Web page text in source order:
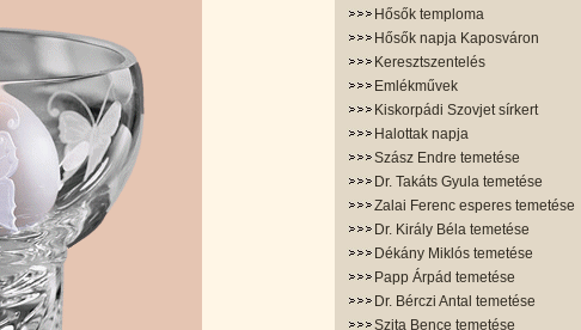
Hősők temploma
Hősők napja Kaposváron
Keresztszentelés
Emlékművek
Kiskorpádi Szovjet sírkert
Halottak napja
Szász Endre temetése
Dr. Takáts Gyula temetése
Zalai Ferenc esperes temetése
Dr. Király Béla temetése
Dékány Miklós temetése
Papp Árpád temetése
Dr. Bérczi Antal temetése
Szita Bence temetése